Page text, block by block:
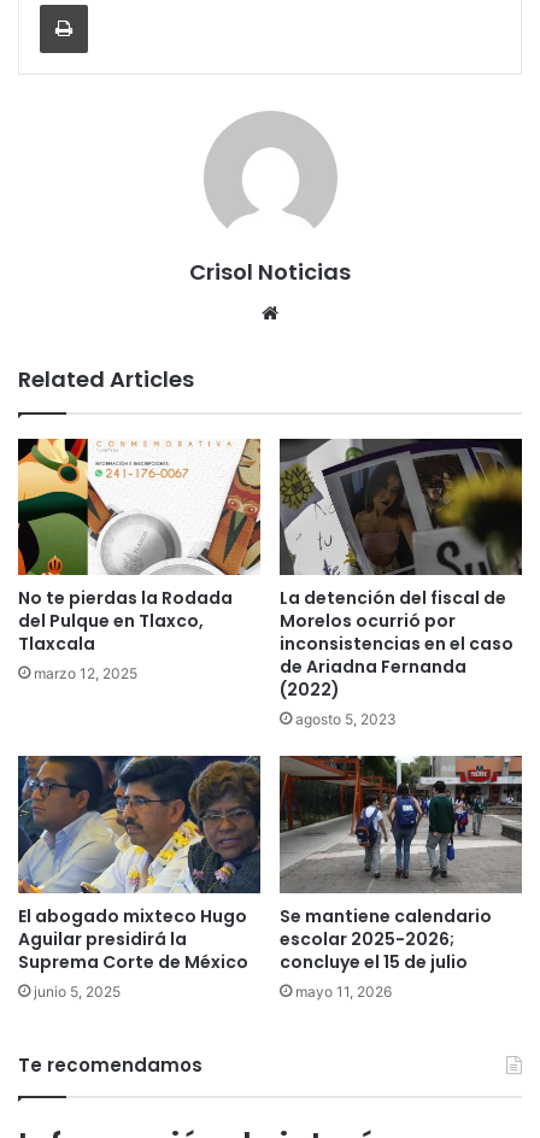
Crisol Noticias
Related Articles
No te pierdas la Rodada
del Pulque en Tlaxco,
Tlaxcala
marzo 12, 2025
La detención del fiscal de
Morelos ocurrió por
inconsistencias en el caso
de Ariadna Fernanda
(2022)
agosto 5, 2023
El abogado mixteco Hugo
Aguilar presidirá la
Suprema Corte de México
junio 5, 2025
Se mantiene calendario
escolar 2025-2026;
concluye el 15 de julio
mayo 11, 2026
Te recomendamos